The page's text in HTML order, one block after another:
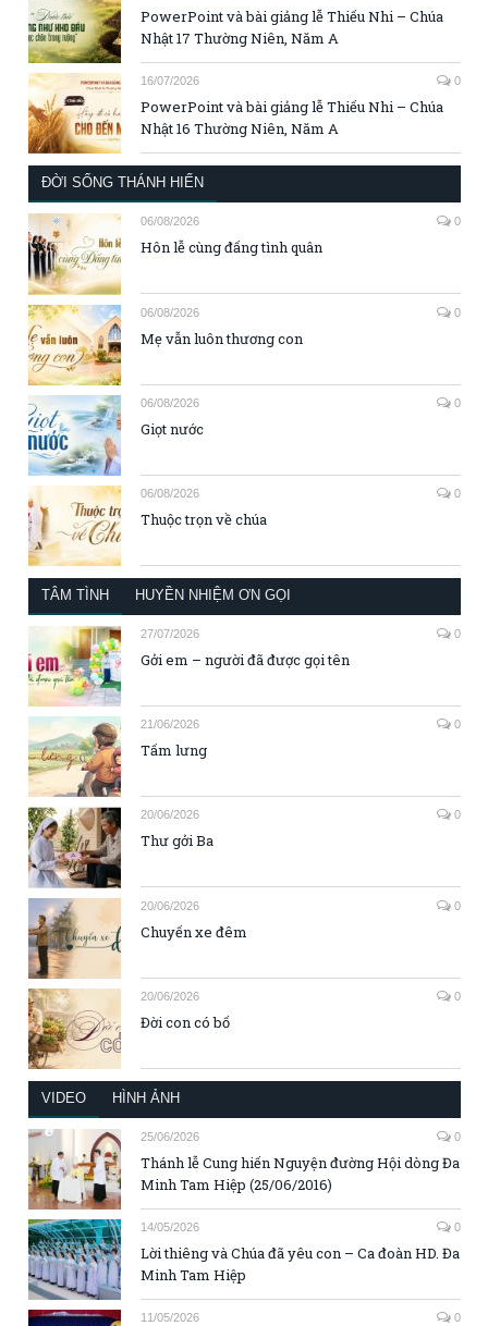
PowerPoint và bài giảng lễ Thiếu Nhi – Chúa
Nhật 17 Thường Niên, Năm A
16/07/2026 0
PowerPoint và bài giảng lễ Thiếu Nhi – Chúa
Nhật 16 Thường Niên, Năm A
ĐỜI SỐNG THÁNH HIẾN
06/08/2026 0
Hôn lễ cùng đấng tình quân
06/08/2026 0
Mẹ vẫn luôn thương con
06/08/2026 0
Giọt nước
06/08/2026 0
Thuộc trọn về chúa
TÂM TÌNH HUYỀN NHIỆM ƠN GỌI
27/07/2026 0
Gởi em – người đã được gọi tên
21/06/2026 0
Tấm lưng
20/06/2026 0
Thư gởi Ba
20/06/2026 0
Chuyến xe đêm
20/06/2026 0
Đời con có bố
VIDEO HÌNH ẢNH
25/06/2026 0
Thánh lễ Cung hiến Nguyện đường Hội dòng Đa
Minh Tam Hiệp (25/06/2016)
14/05/2026 0
Lời thiêng và Chúa đã yêu con – Ca đoàn HD. Đa
Minh Tam Hiệp
11/05/2026 0